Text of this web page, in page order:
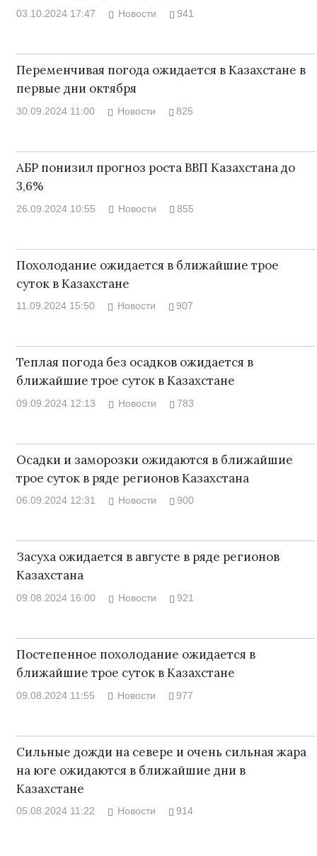
03.10.2024 17:47 Новости 941
Переменчивая погода ожидается в Казахстане в
первые дни октября
30.09.2024 11:00 Новости 825
АБР понизил прогноз роста ВВП Казахстана до
3,6%
26.09.2024 10:55 Новости 855
Похолодание ожидается в ближайшие трое
суток в Казахстане
11.09.2024 15:50 Новости 907
Теплая погода без осадков ожидается в
ближайшие трое суток в Казахстане
09.09.2024 12:13 Новости 783
Осадки и заморозки ожидаются в ближайшие
трое суток в ряде регионов Казахстана
06.09.2024 12:31 Новости 900
Засуха ожидается в августе в ряде регионов
Казахстана
09.08.2024 16:00 Новости 921
Постепенное похолодание ожидается в
ближайшие трое суток в Казахстане
09.08.2024 11:55 Новости 977
Сильные дожди на севере и очень сильная жара
на юге ожидаются в ближайшие дни в
Казахстане
05.08.2024 11:22 Новости 914